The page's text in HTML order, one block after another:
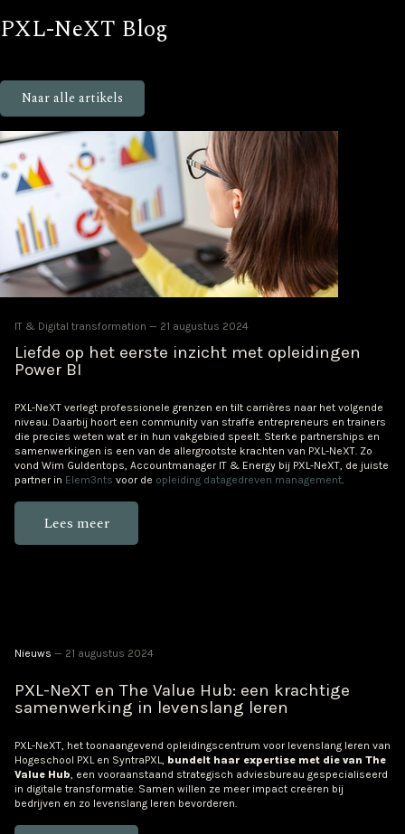
PXL-NeXT Blog
Naar alle artikels
IT & Digital transformation 21 augustus 2024
Liefde op het eerste inzicht met opleidingen
Power BI
PXL-NeXT verlegt professionele grenzen en tilt carrières naar het volgende
niveau. Daarbij hoort een community van straffe entrepreneurs en trainers
die precies weten wat er in hun vakgebied speelt. Sterke partnerships en
samenwerkingen is een van de allergrootste krachten van PXL-NeXT. Zo
vond Wim Guldentops, Accountmanager IT & Energy bij PXL-NeXT, de juiste
partner in Elem3nts voor de opleiding datagedreven management
Lees meer
Nieuws 21 augustus 2024
PXL-NeXT en The Value Hub: een krachtige
samenwerking in levenslang leren
PXL-NeXT, het toonaangevend opleidingscentrum voor levenslang leren van
Hogeschool PXL en SyntraPXL, bundelt haar expertise met die van The
Value Hub , een vooraanstaand strategisch adviesbureau gespecialiseerd
in digitale transformatie. Samen willen ze meer impact creëren bij
bedrijven en zo levenslang leren bevorderen.